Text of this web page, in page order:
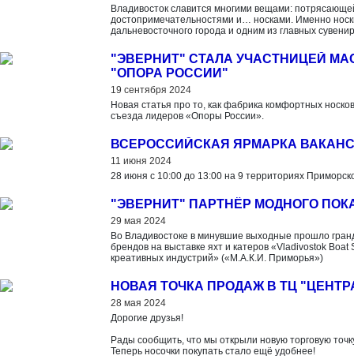
Владивосток славится многими вещами:
достопримечательностями и… носками. Именно
дальневосточного города и одним из главных
"ЭВЕРНИТ" СТАЛА УЧАСТНИЦЕЙ
"ОПОРА РОССИИ"
19 сентября 2024
Новая статья про то, как фабрика комфортных
съезда лидеров «Опоры России».
ВСЕРОССИЙСКАЯ ЯРМАРКА
11 июня 2024
28 июня с 10:00 до 13:00 на 9 территориях
"ЭВЕРНИТ" ПАРТНЁР МОДНОГО
29 мая 2024
Во Владивостоке в минувшие выходные прошло
брендов на выставке яхт и катеров «Vladivostok
креативных индустрий» («М.А.К.И. Приморья»)
НОВАЯ ТОЧКА ПРОДАЖ В ТЦ
28 мая 2024
Дорогие друзья!
Рады сообщить, что мы открыли новую торговую
Теперь носочки покупать стало ещё удобнее!